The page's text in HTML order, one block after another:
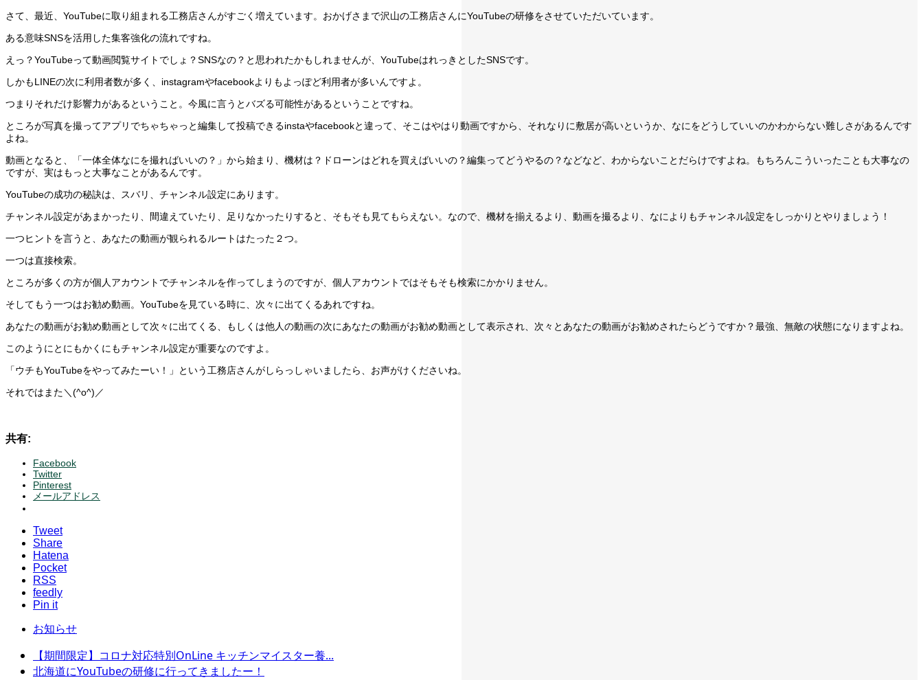
さて、最近、YouTubeに取り組まれる工務店さんがすごく増えています。おかげさまで沢山の工務店さんにYouTubeの研修をさせていただいています。
ある意味SNSを活用した集客強化の流れですね。
えっ？YouTubeって動画閲覧サイトでしょ？SNSなの？と思われたかもしれませんが、YouTubeはれっきとしたSNSです。
しかもLINEの次に利用者数が多く、instagramやfacebookよりもよっぽど利用者が多いんですよ。
つまりそれだけ影響力があるということ。今風に言うとバズる可能性があるということですね。
ところが写真を撮ってアプリでちゃちゃっと編集して投稿できるinstaやfacebookと違って、そこはやはり動画ですから、それなりに敷居が高いというか、なにをどうしていいのかわからない難しさがあるんです
よね。
動画となると、「一体全体なにを撮ればいいの？」から始まり、機材は？ドローンはどれを買えばいいの？編集ってどうやるの？などなど、わからないことだらけですよね。もちろんこういったことも大事なの
ですが、実はもっと大事なことがあるんです。
YouTubeの成功の秘訣は、スバリ、チャンネル設定にあります。
チャンネル設定があまかったり、間違えていたり、足りなかったりすると、そもそも見てもらえない。なので、機材を揃えるより、動画を撮るより、なによりもチャンネル設定をしっかりとやりましょう！
一つヒントを言うと、あなたの動画が観られるルートはたった２つ。
一つは直接検索。
ところが多くの方が個人アカウントでチャンネルを作ってしまうのですが、個人アカウントではそもそも検索にかかりません。
そしてもう一つはお勧め動画。YouTubeを見ている時に、次々に出てくるあれですね。
あなたの動画がお勧め動画として次々に出てくる、もしくは他人の動画の次にあなたの動画がお勧め動画として表示され、次々とあなたの動画がお勧めされたらどうですか？最強、無敵の状態になりますよね。
このようにとにもかくにもチャンネル設定が重要なのですよ。
「ウチもYouTubeをやってみたーい！」という工務店さんがしらっしゃいましたら、お声がけくださいね。
それではまた＼(^o^)／
共有:
Facebook
Twitter
Pinterest
メールアドレス
Tweet
Share
Hatena
Pocket
RSS
feedly
Pin it
お知らせ
【期間限定】コロナ対応特別OnLine キッチンマイスター養...
北海道にYouTubeの研修に行ってきましたー！